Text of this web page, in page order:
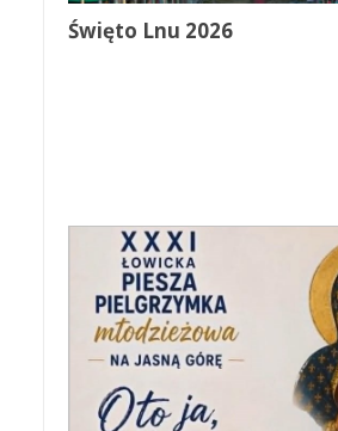
Święto Lnu 2026